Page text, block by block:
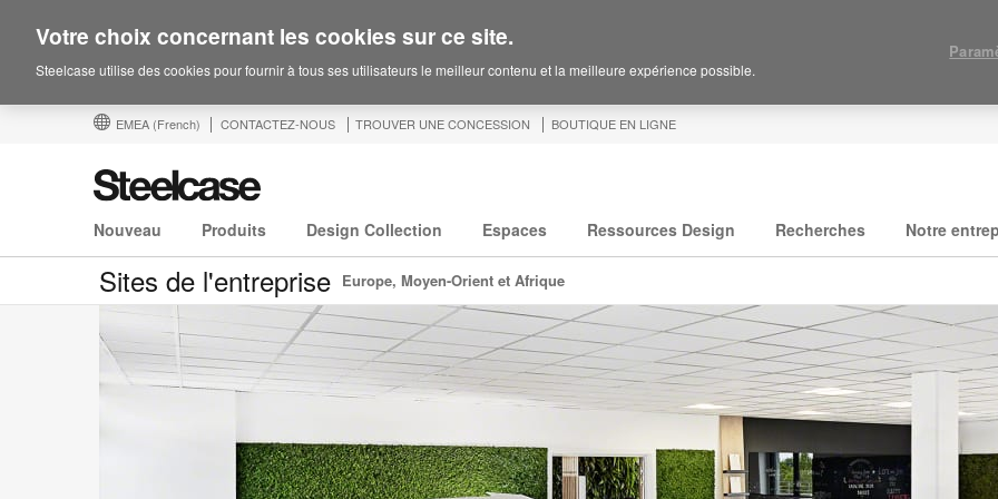
EMEA (French) CONTACTEZ-NOUS TROUVER UNE CONCESSION BOUTIQUE EN LIGNE
Nouveau Produits Design Collection Espaces Ressources Design Recherches Notre
Sites de l'entreprise Europe, Moyen-Orient et Afrique
Votre choix concernant les cookies sur ce site.
Steelcase utilise des cookies pour fournir à tous ses utilisateurs le meilleur contenu et la meilleure expérience possible.